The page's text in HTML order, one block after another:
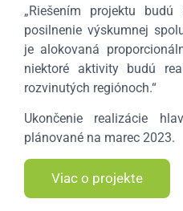
„Riešením projektu
posilnenie výskumnej
je alokovaná
niektoré aktivity budú
rozvinutých regiónoch.“
Ukončenie realizácie
plánované na marec 2023.
Viac o projekte